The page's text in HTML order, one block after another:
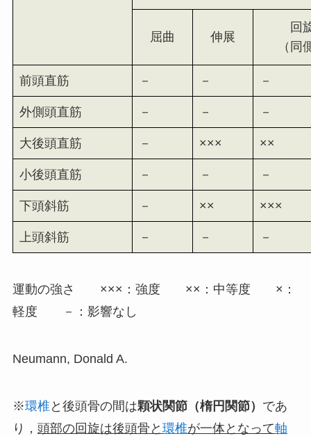
屈曲 伸展
回
（同
前頭直筋 － － －
外側頭直筋 － － －
大後頭直筋 － ××× ××
小後頭直筋 － － －
下頭斜筋 － ×× ×××
上頭斜筋 － － －
運動の強さ ×××：強度 ××：中等度 ×：
軽度 －：影響なし
Neumann, Donald A.
※環椎 と後頭骨の間は顆状関節（楕円関節） であ
り， 頭部の回旋は後頭骨と 環椎が一体となって軸